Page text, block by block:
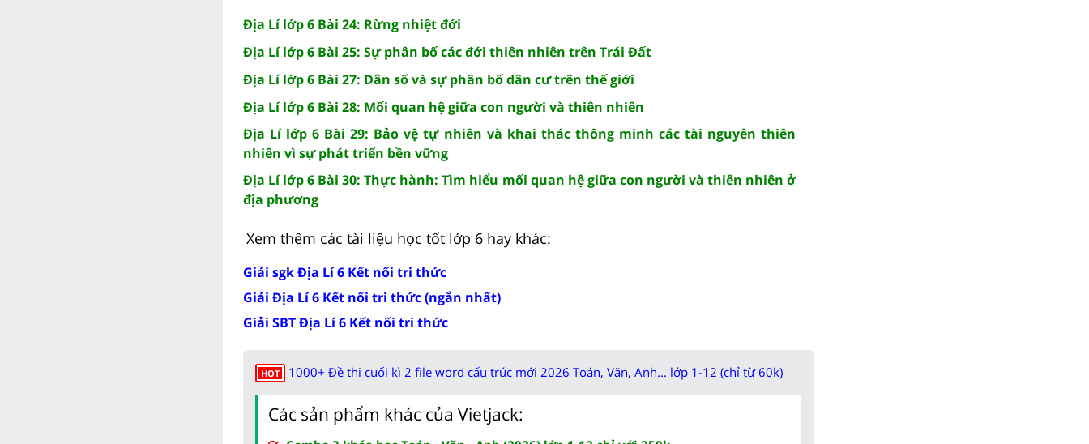
Địa Lí lớp 6 Bài 24: Rừng nhiệt đới
Địa Lí lớp 6 Bài 25: Sự phân bố các đới thiên nhiên trên Trái Đất
Địa Lí lớp 6 Bài 27: Dân số và sự phân bố dân cư trên thế giới
Địa Lí lớp 6 Bài 28: Mối quan hệ giữa con người và thiên nhiên
Địa Lí lớp 6 Bài 29: Bảo vệ tự nhiên và khai thác thông minh các tài nguyên thiên
nhiên vì sự phát triển bền vững
Địa Lí lớp 6 Bài 30: Thực hành: Tìm hiểu mối quan hệ giữa con người và thiên nhiên ở
địa phương
Xem thêm các tài liệu học tốt lớp 6 hay khác:
Giải sgk Địa Lí 6 Kết nối tri thức
Giải Địa Lí 6 Kết nối tri thức (ngắn nhất)
Giải SBT Địa Lí 6 Kết nối tri thức
HOT 1000+ Đề thi cuối kì 2 file word cấu trúc mới 2026 Toán, Văn, Anh... lớp 1-12 (chỉ từ 60k)
Các sản phẩm khác của Vietjack: